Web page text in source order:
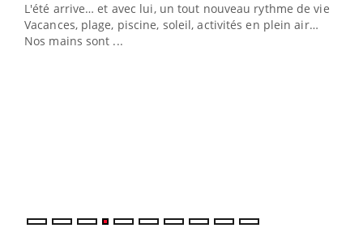
L'été arrive… et avec lui, un tout nouveau rythme de vie !
Vacances, plage, piscine, soleil, activités en plein air…
Nos mains sont ...